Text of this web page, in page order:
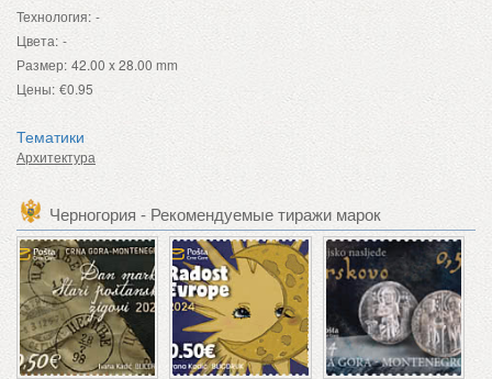
Технология: -
Цвета: -
Размер: 42.00 x 28.00 mm
Цены: €0.95
Тематики
Архитектура
Черногория - Рекомендуемые тиражи марок